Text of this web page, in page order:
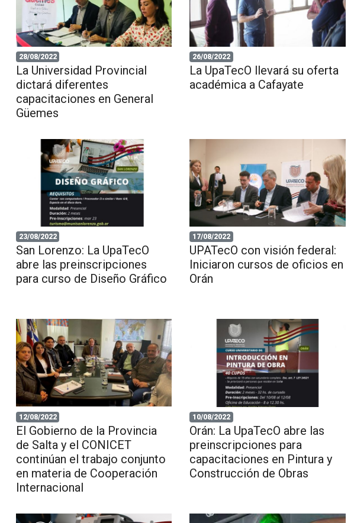
28/08/2022
La Universidad Provincial
dictará diferentes
capacitaciones en General
Güemes
26/08/2022
La UpaTecO llevará su oferta
académica a Cafayate
23/08/2022
San Lorenzo: La UpaTecO
abre las preinscripciones
para curso de Diseño Gráfico
17/08/2022
UPATecO con visión federal:
Iniciaron cursos de oficios en
Orán
12/08/2022
El Gobierno de la Provincia
de Salta y el CONICET
continúan el trabajo conjunto
en materia de Cooperación
Internacional
10/08/2022
Orán: La UpaTecO abre las
preinscripciones para
capacitaciones en Pintura y
Construcción de Obras